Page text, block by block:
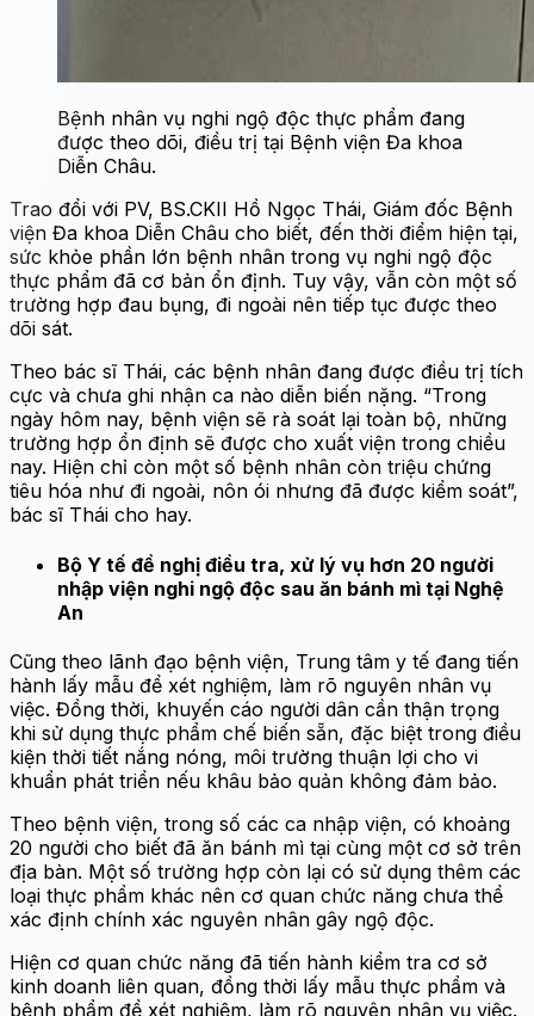
Bệnh nhân vụ nghi ngộ độc thực phẩm đang
được theo dõi, điều trị tại Bệnh viện Đa khoa
Diễn Châu.
Trao đổi với PV, BS.CKII Hồ Ngọc Thái, Giám đốc Bệnh
viện Đa khoa Diễn Châu cho biết, đến thời điểm hiện tại,
sức khỏe phần lớn bệnh nhân trong vụ nghi ngộ độc
thực phẩm đã cơ bản ổn định. Tuy vậy, vẫn còn một số
trường hợp đau bụng, đi ngoài nên tiếp tục được theo
dõi sát.
Theo bác sĩ Thái, các bệnh nhân đang được điều trị tích
cực và chưa ghi nhận ca nào diễn biến nặng. “Trong
ngày hôm nay, bệnh viện sẽ rà soát lại toàn bộ, những
trường hợp ổn định sẽ được cho xuất viện trong chiều
nay. Hiện chỉ còn một số bệnh nhân còn triệu chứng
tiêu hóa như đi ngoài, nôn ói nhưng đã được kiểm soát”,
bác sĩ Thái cho hay.
Bộ Y tế đề nghị điều tra, xử lý vụ hơn 20 người
nhập viện nghi ngộ độc sau ăn bánh mì tại Nghệ
An
Cũng theo lãnh đạo bệnh viện, Trung tâm y tế đang tiến
hành lấy mẫu để xét nghiệm, làm rõ nguyên nhân vụ
việc. Đồng thời, khuyến cáo người dân cần thận trọng
khi sử dụng thực phẩm chế biến sẵn, đặc biệt trong điều
kiện thời tiết nắng nóng, môi trường thuận lợi cho vi
khuẩn phát triển nếu khâu bảo quản không đảm bảo.
Theo bệnh viện, trong số các ca nhập viện, có khoảng
20 người cho biết đã ăn bánh mì tại cùng một cơ sở trên
địa bàn. Một số trường hợp còn lại có sử dụng thêm các
loại thực phẩm khác nên cơ quan chức năng chưa thể
xác định chính xác nguyên nhân gây ngộ độc.
Hiện cơ quan chức năng đã tiến hành kiểm tra cơ sở
kinh doanh liên quan, đồng thời lấy mẫu thực phẩm và
bệnh phẩm để xét nghiệm, làm rõ nguyên nhân vụ việc.